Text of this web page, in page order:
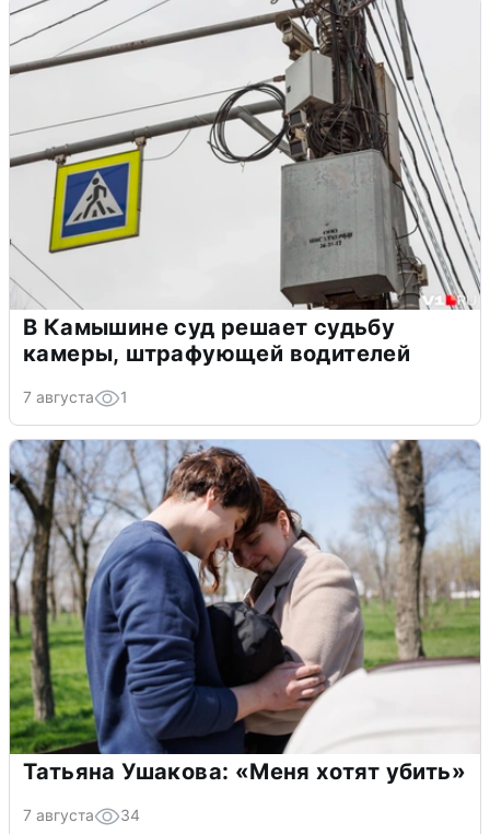
В Камышине суд решает судьбу
камеры, штрафующей водителей
7 августа 1
Татьяна Ушакова: «Меня хотят убить»
7 августа 34